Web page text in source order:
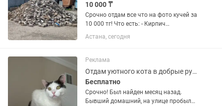
10 000 ₸
Срочно отдам все что на фото кучей за
10 000 тг! Что есть: - Кирпич
силикатный БУ ∼1000-1500 шт целых +
столько же боя, половинок, крошки -
подсыпку дороги, ям,...
Астана, сегодня
Реклама
Отдам уютного кота в добрые руки
Бесплатно
Срочно! Был найден месяц назад.
Бывший домашний, на улице пробыл